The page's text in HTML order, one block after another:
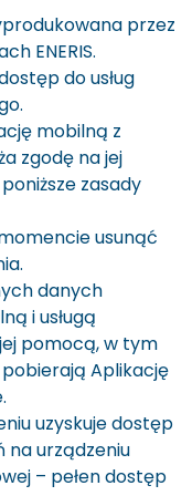
przez
ENERIS.
do usług
mobilną z
zgodę na jej
zasady
usunąć
danych
i usługą
pomocą, w tym
Aplikację
uzyskuje dostęp
urządzeniu
– pełen dostęp